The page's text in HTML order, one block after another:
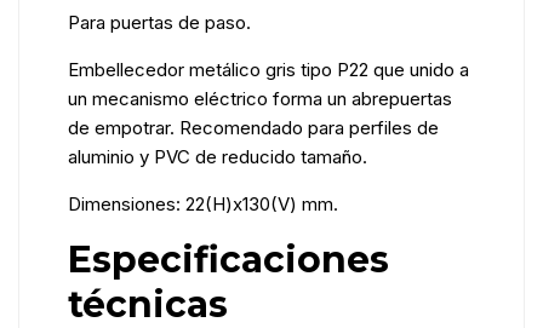
Para puertas de paso.
Embellecedor metálico gris tipo P22 que unido a
un mecanismo eléctrico forma un abrepuertas
de empotrar. Recomendado para perfiles de
aluminio y PVC de reducido tamaño.
Dimensiones: 22(H)x130(V) mm.
Especificaciones
técnicas